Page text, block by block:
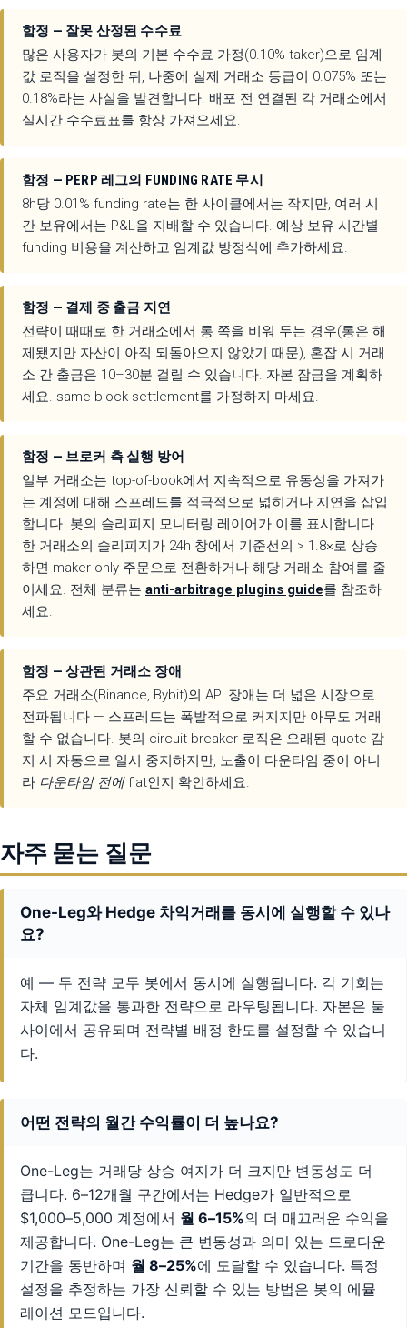
함정 — 잘못 산정된 수수료
많은 사용자가 봇의 기본 수수료 가정(0.10% taker)으로 임계
값 로직을 설정한 뒤, 나중에 실제 거래소 등급이 0.075% 또는
0.18%라는 사실을 발견합니다. 배포 전 연결된 각 거래소에서
실시간 수수료표를 항상 가져오세요.
함정 — PERP 레그의 FUNDING RATE 무시
8h당 0.01% funding rate는 한 사이클에서는 작지만, 여러 시
간 보유에서는 P&L을 지배할 수 있습니다. 예상 보유 시간별
funding 비용을 계산하고 임계값 방정식에 추가하세요.
함정 — 결제 중 출금 지연
전략이 때때로 한 거래소에서 롱 쪽을 비워 두는 경우(롱은 해
제됐지만 자산이 아직 되돌아오지 않았기 때문), 혼잡 시 거래
소 간 출금은 10–30분 걸릴 수 있습니다. 자본 잠금을 계획하
세요. same-block settlement를 가정하지 마세요.
함정 — 브로커 측 실행 방어
일부 거래소는 top-of-book에서 지속적으로 유동성을 가져가
는 계정에 대해 스프레드를 적극적으로 넓히거나 지연을 삽입
합니다. 봇의 슬리피지 모니터링 레이어가 이를 표시합니다.
한 거래소의 슬리피지가 24h 창에서 기준선의 > 1.8×로 상승
하면 maker-only 주문으로 전환하거나 해당 거래소 참여를 줄
이세요. 전체 분류는 anti-arbitrage plugins guide를 참조하
세요.
함정 — 상관된 거래소 장애
주요 거래소(Binance, Bybit)의 API 장애는 더 넓은 시장으로
전파됩니다 — 스프레드는 폭발적으로 커지지만 아무도 거래
할 수 없습니다. 봇의 circuit-breaker 로직은 오래된 quote 감
지 시 자동으로 일시 중지하지만, 노출이 다운타임 중이 아니
라 다운타임 전에flat인지 확인하세요.
자주 묻는 질문
One-Leg와 Hedge 차익거래를 동시에 실행할 수 있나
요?
예 — 두 전략 모두 봇에서 동시에 실행됩니다. 각 기회는
자체 임계값을 통과한 전략으로 라우팅됩니다. 자본은 둘
사이에서 공유되며 전략별 배정 한도를 설정할 수 있습니
다.
어떤 전략의 월간 수익률이 더 높나요?
One-Leg는 거래당 상승 여지가 더 크지만 변동성도 더
큽니다. 6–12개월 구간에서는 Hedge가 일반적으로
$1,000–5,000 계정에서 월 6–15%의 더 매끄러운 수익을
제공합니다. One-Leg는 큰 변동성과 의미 있는 드로다운
기간을 동반하며 월 8–25%에 도달할 수 있습니다. 특정
설정을 추정하는 가장 신뢰할 수 있는 방법은 봇의 에뮬
레이션 모드입니다.